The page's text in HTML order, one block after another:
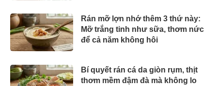
Rán mỡ lợn nhớ thêm 3 thứ này:
Mỡ trắng tinh như sữa, thơm nức
để cả năm không hôi
Bí quyết rán cá da giòn rụm, thịt
thơm mềm đậm đà mà không lo